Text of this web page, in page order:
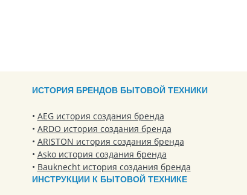
ИСТОРИЯ БРЕНДОВ БЫТОВОЙ ТЕХНИКИ
AEG история создания бренда
ARDO история создания бренда
ARISTON история создания бренда
Asko история создания бренда
Bauknecht история создания бренда
ИНСТРУКЦИИ К БЫТОВОЙ ТЕХНИКЕ